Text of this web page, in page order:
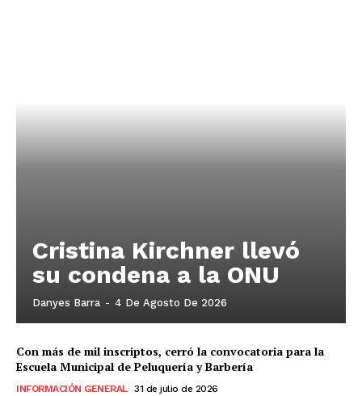
Cristina Kirchner llevó
su condena a la ONU
Danyes Barra - 4 De Agosto De 2026
Con más de mil inscriptos, cerró la convocatoria para la
Escuela Municipal de Peluquería y Barbería
INFORMACIÓN GENERAL 31 de julio de 2026